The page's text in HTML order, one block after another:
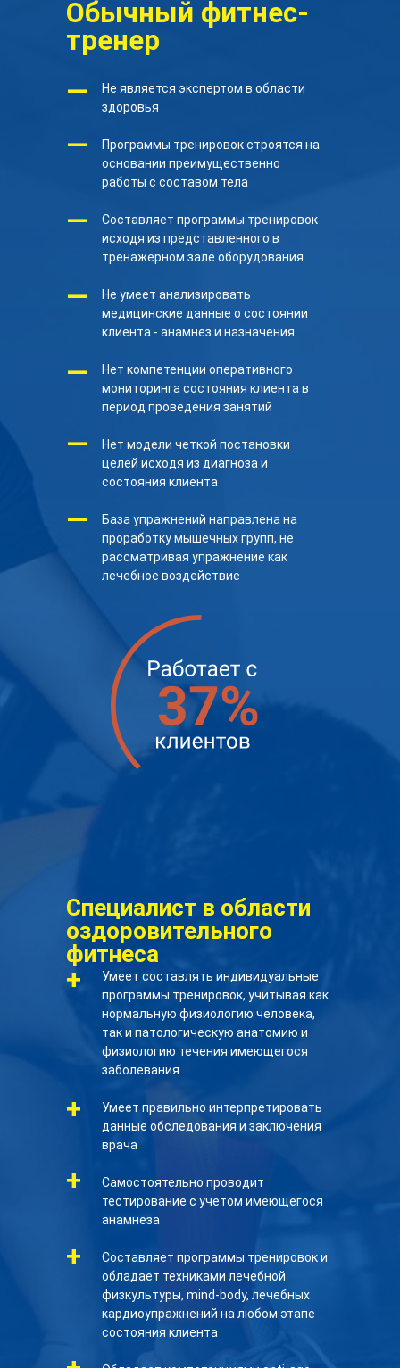
Обычный фитнес-
тренер
Специалист в области
оздоровительного
фитнеса
Не является экспертом в области
здоровья
Программы тренировок строятся на
основании преимущественно
работы с составом тела
Составляет программы тренировок
исходя из представленного в
тренажерном зале оборудования
Не умеет анализировать
медицинские данные о состоянии
клиента - анамнез и назначения
Нет компетенции оперативного
мониторинга состояния клиента в
период проведения занятий
Нет модели четкой постановки
целей исходя из диагноза и
состояния клиента
База упражнений направлена на
проработку мышечных групп, не
рассматривая упражнение как
лечебное воздействие
Умеет составлять индивидуальные
программы тренировок, учитывая как
нормальную физиологию человека,
так и патологическую анатомию и
физиологию течения имеющегося
заболевания
Умеет правильно интерпретировать
данные обследования и заключения
врача
Самостоятельно проводит
тестирование с учетом имеющегося
анамнеза
Составляет программы тренировок и
обладает техниками лечебной
физкультуры, mind-body, лечебных
кардиоупражнений на любом этапе
состояния клиента
—
—
—
—
—
—
—
+
+
+
+